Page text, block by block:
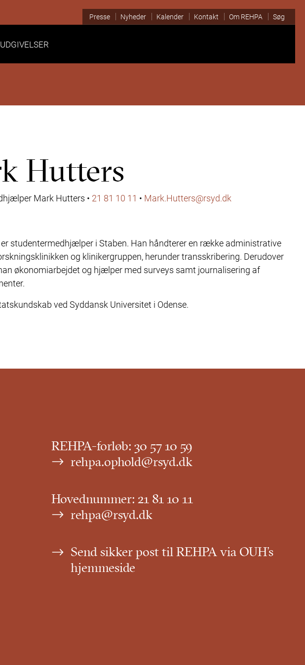
Hutters
Mark Hutters • 21 81 10 11 • Mark.Hutters@rsyd.dk
studentermedhjælper i Staben. Han håndterer en række administrative
og klinikergruppen, herunder transskribering. Derudover
økonomiarbejdet og hjælper med surveys samt journalisering af
ved Syddansk Universitet i Odense.
REHPA-forløb: 30 57 10 59
rehpa.ophold@rsyd.dk
Hovednummer: 21 81 10 11
rehpa@rsyd.dk
Send sikker post til REHPA via OUH’s
hjemmeside
Presse Nyheder Kalender Kontakt Om REHPA Søg
UDGIVELSER